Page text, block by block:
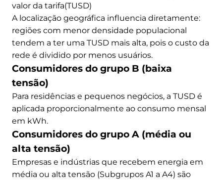
valor da tarifa(TUSD)
A localização geográfica influencia diretamente:
regiões com menor densidade populacional
tendem a ter uma TUSD mais alta, pois o custo da
rede é dividido por menos usuários.
Consumidores do grupo B (baixa
tensão)
Para residências e pequenos negócios, a TUSD é
aplicada proporcionalmente ao consumo mensal
em kWh.
Consumidores do grupo A (média ou
alta tensão)
Empresas e indústrias que recebem energia em
média ou alta tensão (Subgrupos A1 a A4) são